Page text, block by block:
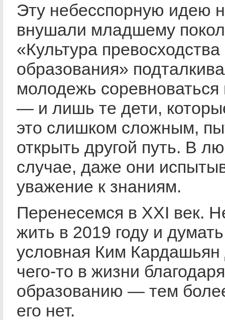
Эту небесспорную идею
внушали младшему
«Культура превосходства
образования»
молодежь соревноваться
— и лишь те дети,
это слишком сложным,
открыть другой путь. В
случае, даже они
уважение к знаниям.
Перенесемся в XXI век.
жить в 2019 году и
условная Ким Кардашьян
чего-то в жизни
образованию — тем
его нет.